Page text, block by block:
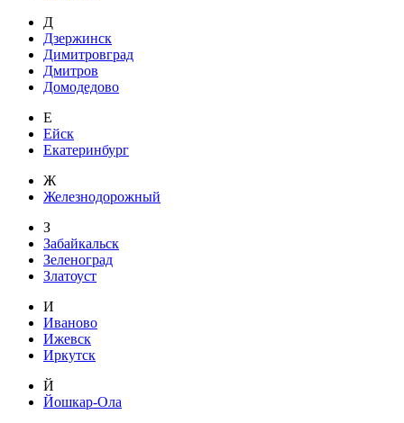
Д
Дзержинск
Димитровград
Дмитров
Домодедово
Е
Ейск
Екатеринбург
Ж
Железнодорожный
З
Забайкальск
Зеленоград
Златоуст
И
Иваново
Ижевск
Иркутск
Й
Йошкар-Ола